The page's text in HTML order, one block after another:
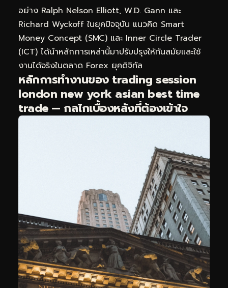
อย่าง Ralph Nelson Elliott, W.D. Gann และ
Richard Wyckoff ในยุคปัจจุบัน แนวคิด Smart
Money Concept (SMC) และ Inner Circle Trader
(ICT) ได้นำหลักการเหล่านี้มาปรับปรุงให้ทันสมัยและใช้
งานได้จริงในตลาด Forex ยุคดิจิทัล
หลักการทำงานของ trading session
london new york asian best time
trade — กลไกเบื้องหลังที่ต้องเข้าใจ